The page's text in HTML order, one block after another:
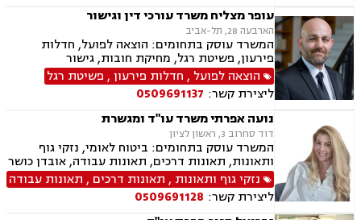
עופר מצליח משרד עורכי דין וגישור
הארבעה 28, תל-אביב
המשרד עוסק בתחומים: הוצאה לפועל, חדלות
פירעון, פשיטת רגל, מחיקת חובות, גישור
הוצאה לפועל , חדלות פירעון, פשיטת רגל
ליצירת קשר: 0509691137
נועה אפרתי משרד עו"ד ומגשרת
דוד סחרוב 3, ראשון לציון
המשרד עוסק בתחומים: ביטוח לאומי, נזקי גוף
ותאונות, תאונות דרכים, תאונות עבודה, אובדן כושר
עבודה, תאונות תלמידים, תאונות עקב רשלנות,
רשלנות רפואית, רשלנות רפואית- הריון ולידה,
רשלנות רפואית - רפואת שיניים, צבא ומשרד
הבטחון, נכי צה"ל, משפט צבאי.
נזקי גוף ותאונות , תאונות דרכים , תאונות עבודה
ליצירת קשר: 0509691128